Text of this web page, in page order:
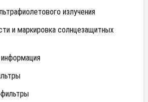
излучения
и маркировка солнцезащитных